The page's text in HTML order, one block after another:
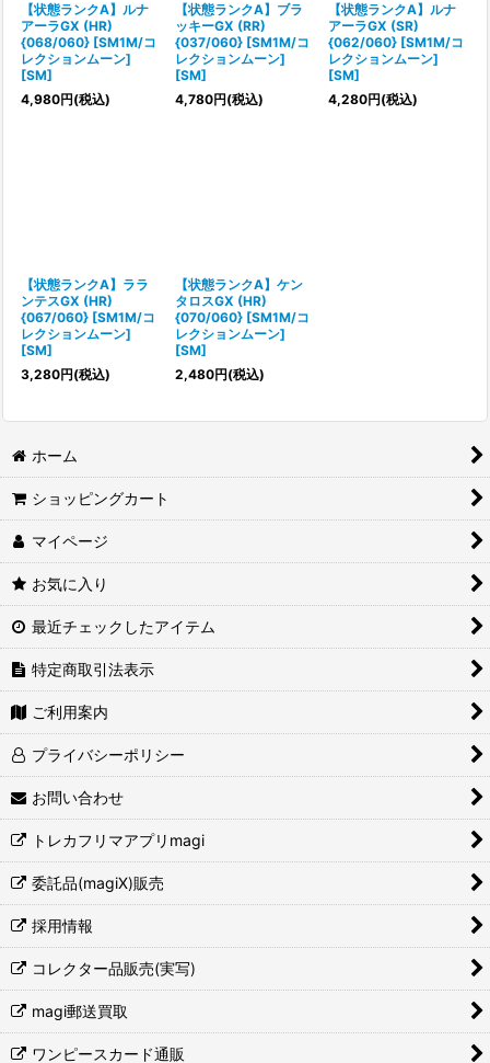
【状態ランクA】ルナ
アーラGX (HR)
{068/060} [SM1M/コ
レクションムーン]
[SM]
4,980円(税込)
【状態ランクA】ブラ
ッキーGX (RR)
{037/060} [SM1M/コ
レクションムーン]
[SM]
4,780円(税込)
【状態ランクA】ルナ
アーラGX (SR)
{062/060} [SM1M/コ
レクションムーン]
[SM]
4,280円(税込)
【状態ランクA】ララ
ンテスGX (HR)
{067/060} [SM1M/コ
レクションムーン]
[SM]
3,280円(税込)
【状態ランクA】ケン
タロスGX (HR)
{070/060} [SM1M/コ
レクションムーン]
[SM]
2,480円(税込)
ホーム
ショッピングカート
マイページ
お気に入り
最近チェックしたアイテム
特定商取引法表示
ご利用案内
プライバシーポリシー
お問い合わせ
トレカフリマアプリmagi
委託品(magiX)販売
採用情報
コレクター品販売(実写)
magi郵送買取
ワンピースカード通販